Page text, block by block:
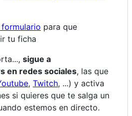
para que
tu ficha
sigue a
en redes sociales, las que
, Twitch, ...) y activa
si quieres que te salga un
estemos en directo.